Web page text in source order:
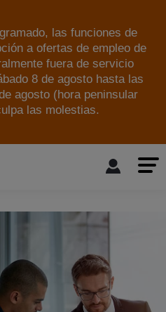
las funciones de
a ofertas de empleo de
fuera de servicio
8 de agosto hasta las
agosto (hora peninsular
las molestias.